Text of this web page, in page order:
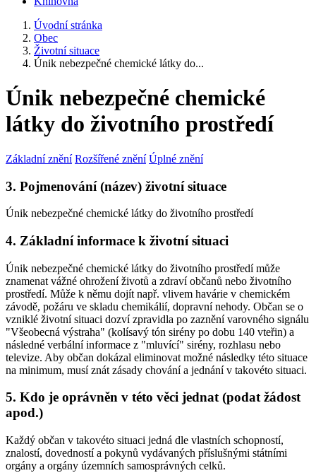
Úvodní stránka
Obec
Životní situace
Únik nebezpečné chemické látky do...
Únik nebezpečné chemické
látky do životního prostředí
Základní znění Rozšířené znění Úplné znění
3. Pojmenování (název) životní situace
Únik nebezpečné chemické látky do životního prostředí
4. Základní informace k životní situaci
Únik nebezpečné chemické látky do životního prostředí může
znamenat vážné ohrožení životů a zdraví občanů nebo životního
prostředí. Může k němu dojít např. vlivem havárie v chemickém
závodě, požáru ve skladu chemikálií, dopravní nehody. Občan se o
vzniklé životní situaci dozví zpravidla po zaznění varovného signálu
"Všeobecná výstraha" (kolísavý tón sirény po dobu 140 vteřin) a
následné verbální informace z "mluvící" sirény, rozhlasu nebo
televize. Aby občan dokázal eliminovat možné následky této situace
na minimum, musí znát zásady chování a jednání v takovéto situaci.
5. Kdo je oprávněn v této věci jednat (podat žádost
apod.)
Každý občan v takovéto situaci jedná dle vlastních schopností,
znalostí, dovedností a pokynů vydávaných příslušnými státními
orgány a orgány územních samosprávných celků.